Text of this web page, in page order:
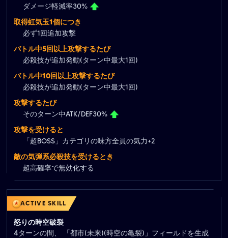
ダメージ軽減率30%
取得虹気玉1個につき
必ず1回追加攻撃
バトル中5回以上攻撃するたび
必殺技が追加発動(ターン中最大1回)
バトル中10回以上攻撃するたび
必殺技が追加発動(ターン中最大1回)
攻撃するたび
そのターン中ATK/DEF30%
攻撃を受けると
「超BOSS」カテゴリの味方全員の気力+2
敵の気弾系必殺技を受けるとき
超高確率で無効化する
ACTIVE SKILL
怒りの時空破裂
4ターンの間、 「都市(未来)(時空の亀裂)」フィールドを生成